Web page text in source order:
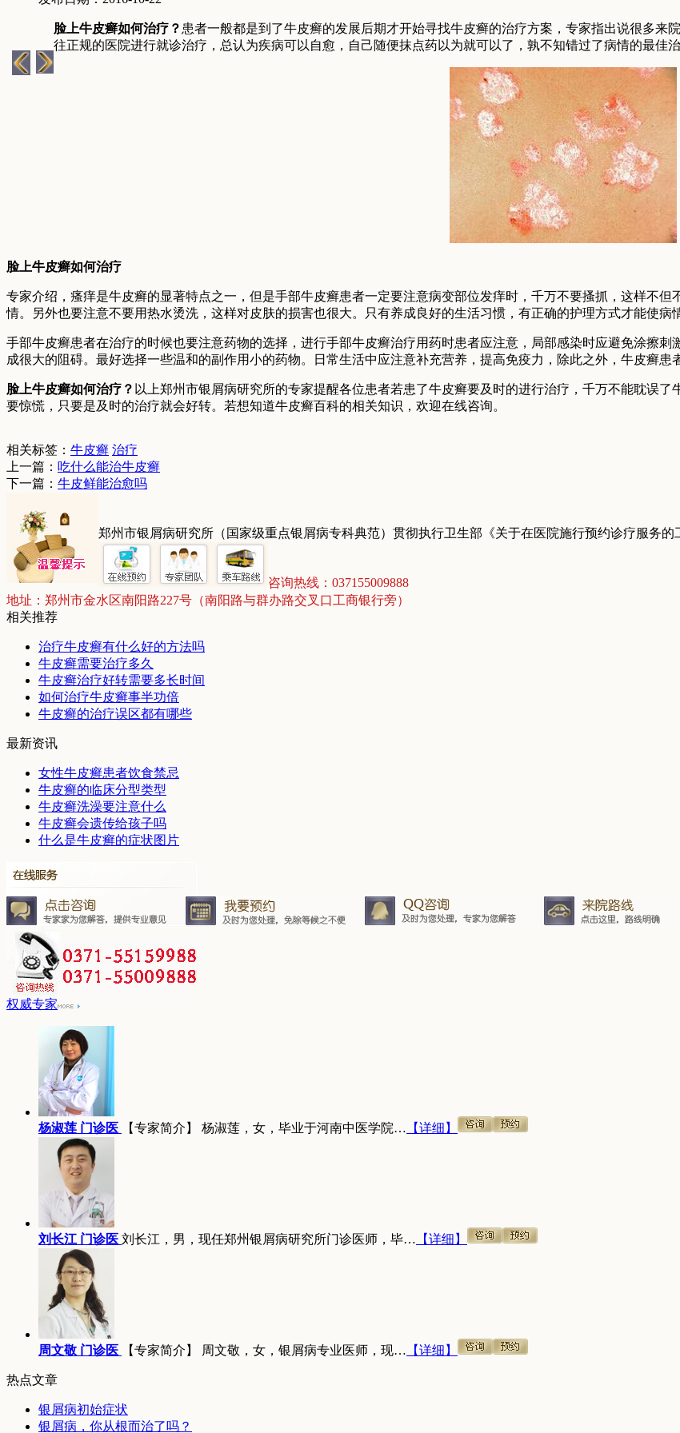
脸上牛皮癣如何治疗？ 患者一般都是到了牛皮癣的发展后期才开始寻找牛皮癣的治疗方案，专家指出说很多
往正规的医院进行就诊治疗，总认为疾病可以自愈，自己随便抹点药以为就可以了，孰不知错过了病情的最佳
脸上牛皮癣如何治疗
专家介绍，瘙痒是牛皮癣的显著特点之一，但是手部牛皮癣患者一定要注意病变部位发痒时，千万不要搔抓，这样不
情。另外也要注意不要用热水烫洗，这样对皮肤的损害也很大。只有养成良好的生活习惯，有正确的护理方式才能使病
手部牛皮癣患者在治疗的时候也要注意药物的选择，进行手部牛皮癣治疗用药时患者应注意，局部感染时应避免涂擦
成很大的阻碍。最好选择一些温和的副作用小的药物。日常生活中应注意补充营养，提高免疫力，除此之外，牛皮癣患
脸上牛皮癣如何治疗？ 以上郑州市银屑病研究所的专家提醒各位患者若患了牛皮癣要及时的进行治疗，千万不能耽误
要惊慌，只要是及时的治疗就会好转。若想知道牛皮癣百科的相关知识，欢迎在线咨询。
相关标签： 牛皮癣 治疗
上一篇： 吃什么能治牛皮癣
下一篇： 牛皮鲜能治愈吗
郑州市银屑病研究所（国家级重点银屑病专科典范）贯彻执行卫生部《关于在医院施行预约诊疗服务的
咨询热线：037155009888
地址：郑州市金水区南阳路227号（南阳路与群办路交叉口工商银行旁）
相关推荐
治疗牛皮癣有什么好的方法吗
牛皮癣需要治疗多久
牛皮癣治疗好转需要多长时间
如何治疗牛皮癣事半功倍
牛皮癣的治疗误区都有哪些
最新资讯
女性牛皮癣患者饮食禁忌
牛皮癣的临床分型类型
牛皮癣洗澡要注意什么
牛皮癣会遗传给孩子吗
什么是牛皮癣的症状图片
权威专家
杨淑莲 门诊医 【专家简介】 杨淑莲，女，毕业于河南中医学院… 【详细】
刘长江 门诊医 刘长江，男，现任郑州银屑病研究所门诊医师，毕… 【详细】
周文敬 门诊医 【专家简介】 周文敬，女，银屑病专业医师，现… 【详细】
热点文章
银屑病初始症状
银屑病，你从根而治了吗？